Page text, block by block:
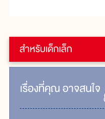
สำหรับเด็กเล็ก
เรื่ิองที่คุณอาจสนใจ